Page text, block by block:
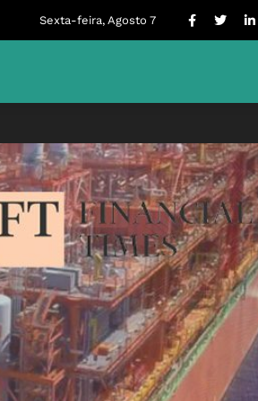
Sexta-feira, Agosto 7